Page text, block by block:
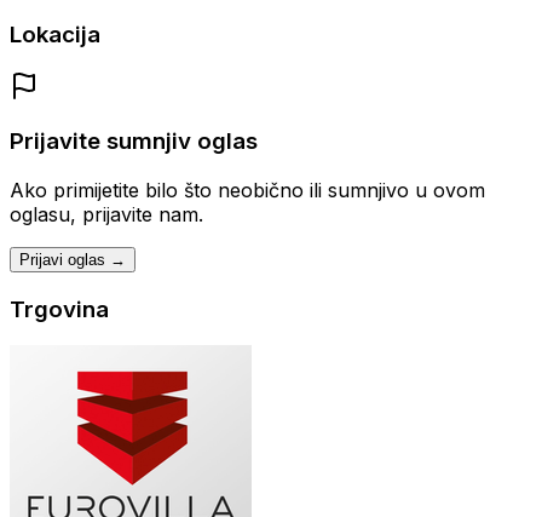
Lokacija
Prijavite sumnjiv oglas
Ako primijetite bilo što neobično ili sumnjivo u ovom
oglasu, prijavite nam.
Prijavi oglas →
Trgovina